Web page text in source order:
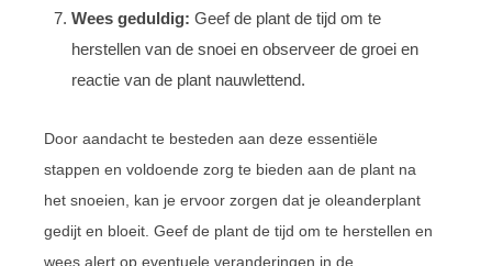
Wees geduldig: Geef de plant de tijd om te
herstellen van de snoei en observeer de groei en
reactie van de plant nauwlettend.
Door aandacht te besteden aan deze essentiële
stappen en voldoende zorg te bieden aan de plant na
het snoeien, kan je ervoor zorgen dat je oleanderplant
gedijt en bloeit. Geef de plant de tijd om te herstellen en
wees alert op eventuele veranderingen in de